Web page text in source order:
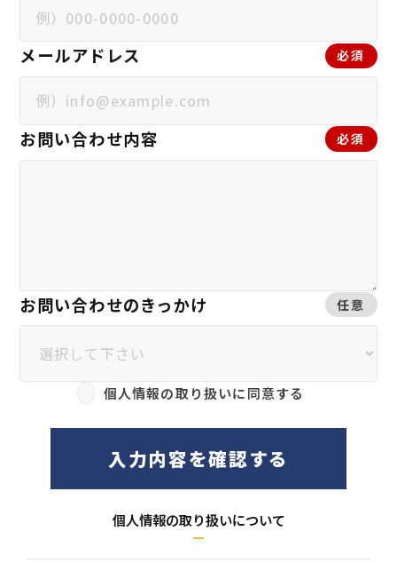
必須
メールアドレス
必須
お問い合わせ内容
任意
お問い合わせのきっかけ
個人情報の取り扱いに同意する
入力内容を確認する
個人情報の取り扱いについて